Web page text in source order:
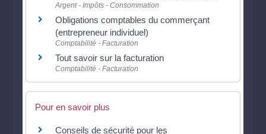
Argent - Impôts - Consommation
Obligations comptables du commerçant
(entrepreneur individuel)
Comptabilité - Facturation
Tout savoir sur la facturation
Comptabilité - Facturation
Pour en savoir plus
Conseils de sécurité pour les